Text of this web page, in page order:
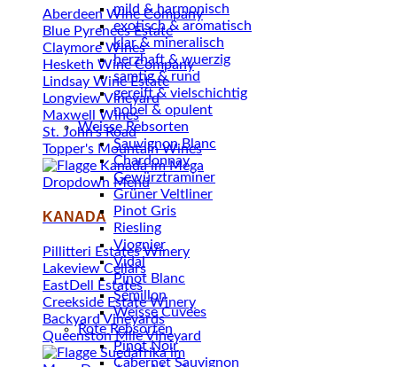
Aberdeen Wine Company
Blue Pyrenees Estate
Claymore Wines
Hesketh Wine Company
Lindsay Wine Estate
Longview Vineyard
Maxwell Wines
St. John's Road
Topper's Mountain Wines
KANADA
Pillitteri Estates Winery
Lakeview Cellars
EastDell Estates
Creekside Estate Winery
Backyard Vineyards
Queenston Mile Vineyard
mild & harmonisch
exotisch & aromatisch
klar & mineralisch
herzhaft & wuerzig
samtig & rund
gereift & vielschichtig
nobel & opulent
Weisse Rebsorten
Sauvignon Blanc
Chardonnay
Gewürztraminer
Grüner Veltliner
Pinot Gris
Riesling
Viognier
Vidal
Pinot Blanc
Sémillon
Weisse Cuvées
Rote Rebsorten
Pinot Noir
Cabernet Sauvignon